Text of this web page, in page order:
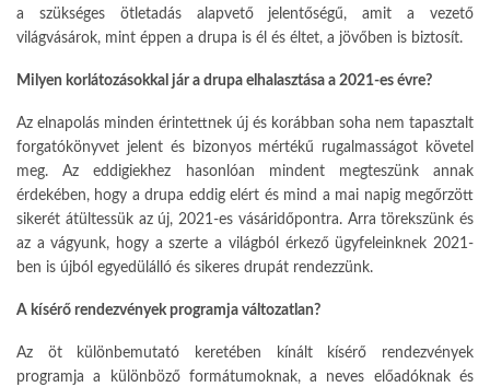
a szükséges ötletadás alapvető jelentőségű, amit a vezető
világvásárok, mint éppen a drupa is él és éltet, a jövőben is biztosít.
Milyen korlátozásokkal jár a drupa elhalasztása a 2021-es évre?
Az elnapolás minden érintettnek új és korábban soha nem tapasztalt
forgatókönyvet jelent és bizonyos mértékű rugalmasságot követel
meg. Az eddigiekhez hasonlóan mindent megteszünk annak
érdekében, hogy a drupa eddig elért és mind a mai napig megőrzött
sikerét átültessük az új, 2021-es vásáridőpontra. Arra törekszünk és
az a vágyunk, hogy a szerte a világból érkező ügyfeleinknek 2021-
ben is újból egyedülálló és sikeres drupát rendezzünk.
A kísérő rendezvények programja változatlan?
Az öt különbemutató keretében kínált kísérő rendezvények
programja a különböző formátumoknak, a neves előadóknak és